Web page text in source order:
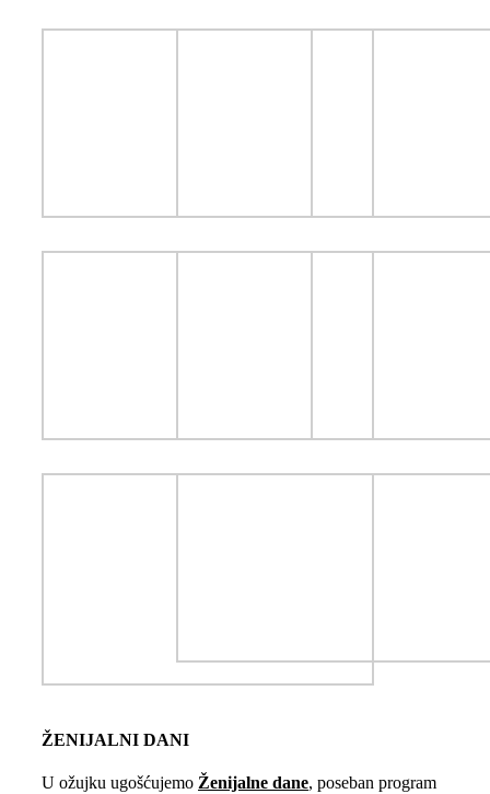
ŽENIJALNI DANI
U ožujku ugošćujemo Ženijalne dane, poseban program